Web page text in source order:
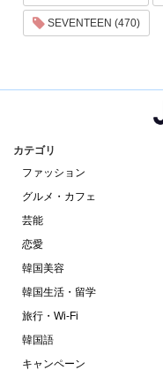
SEVENTEEN (470)
カテゴリ
ファッション
グルメ・カフェ
芸能
恋愛
韓国美容
韓国生活・留学
旅行・Wi-Fi
韓国語
キャンペーン